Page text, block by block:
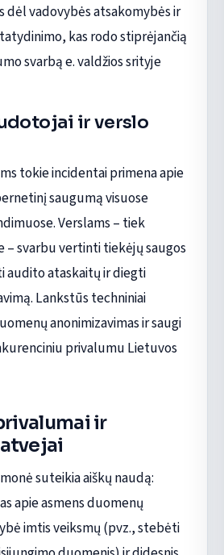
dėl vadovybės atsakomybės ir
kas rodo stiprėjančią
svarbą e. valdžios srityje
ir verslo
tokie incidentai primena apie
saugumą visuose
Verslams – tiek
– svarbu vertinti tiekėjų saugos
ataskaitų ir diegti
Lankstūs techniniai
anonimizavimas ir saugi
privalumu Lietuvos
ir
suteikia aiškų naudą:
apie asmens duomenų
imtis veiksmų (pvz., stebėti